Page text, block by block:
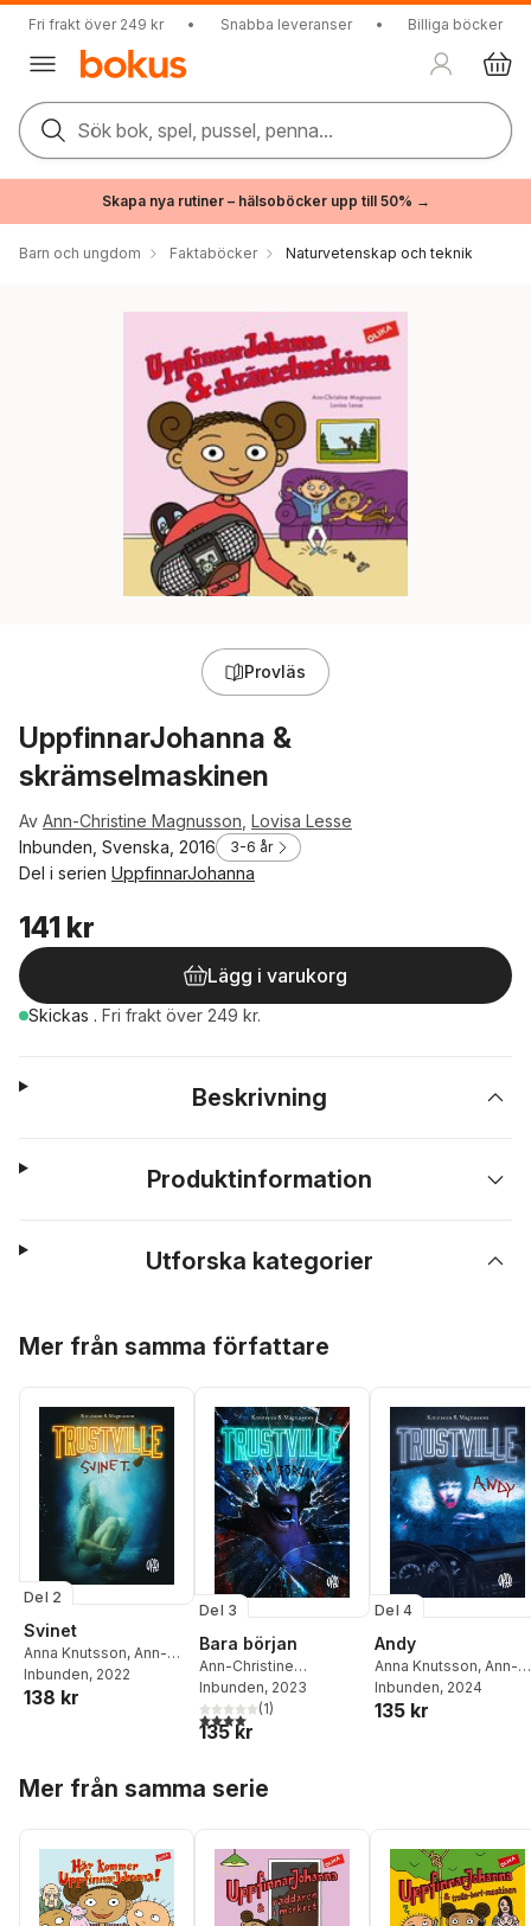
Fri frakt över 249 kr • Snabba leveranser • Billiga böcker
Sök bok, spel, pussel, penna...
Skapa nya rutiner – hälsoböcker upp till 50% →
Barn och ungdom Faktaböcker Naturvetenskap och teknik
Provläs
UppfinnarJohanna &
skrämselmaskinen
Av Ann-Christine Magnusson Lovisa Lesse
Inbunden, Svenska, 2016
3-6 år
Del i serien UppfinnarJohanna
141 kr
Lägg i varukorg
Skickas . Fri frakt över 249 kr.
Beskrivning
Produktinformation
Utforska kategorier
Mer från samma författare
Del 2
Svinet
Anna Knutsson, Ann-
Christine Magnusson
Inbunden, 2022
138 kr
Del 3
Bara början
Ann-Christine
Magnusson,Anna
Knutsson
Inbunden, 2023
4,0utav 5 stjärnor. Totalt antal röster:
(1)
135 kr
Del 4
Andy
Anna Knutsson, Ann-
Christine Magnusson
Inbunden, 2024
135 kr
Mer från samma serie